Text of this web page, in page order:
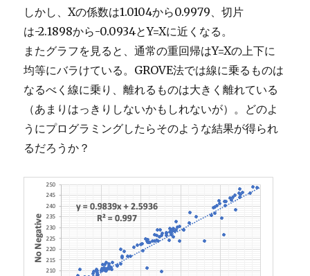
しかし、Xの係数は1.0104から0.9979、切片
は-2.1898から-0.0934とY=Xに近くなる。
またグラフを見ると、通常の重回帰はY=Xの上下に
均等にバラけている。GROVE法では線に乗るものは
なるべく線に乗り、離れるものは大きく離れている
（あまりはっきりしないかもしれないが）。どのよ
うにプログラミングしたらそのような結果が得られ
るだろうか？